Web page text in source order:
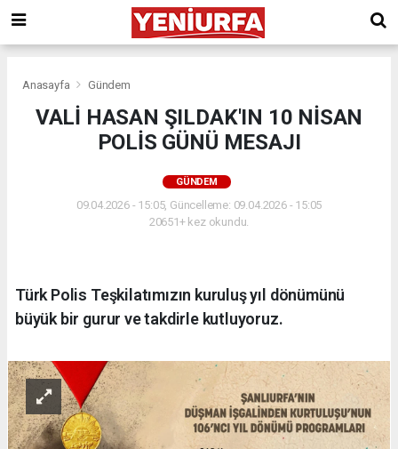
Anasayfa Gündem
VALİ HASAN ŞILDAK'IN 10 NİSAN
POLİS GÜNÜ MESAJI
GÜNDEM
09.04.2026 - 15:05, Güncelleme: 09.04.2026 - 15:05
20651+ kez okundu.
Türk Polis Teşkilatımızın kuruluş yıl dönümünü
büyük bir gurur ve takdirle kutluyoruz.